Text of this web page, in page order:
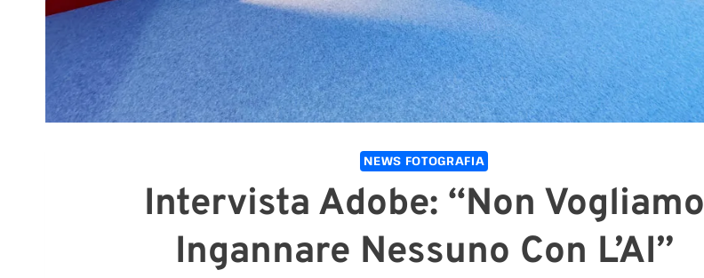
NEWS FOTOGRAFIA
Intervista Adobe: “Non Vogliamo
Ingannare Nessuno Con L’AI”